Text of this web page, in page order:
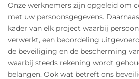
Onze werknemers zijn opgeleid om
met uw persoonsgegevens.
kader van elk project waarbij
verwerkt, een beoordeling
de beveiliging en de bescherming
waarbij steeds rekening wordt
belangen. Ook wat betreft ons